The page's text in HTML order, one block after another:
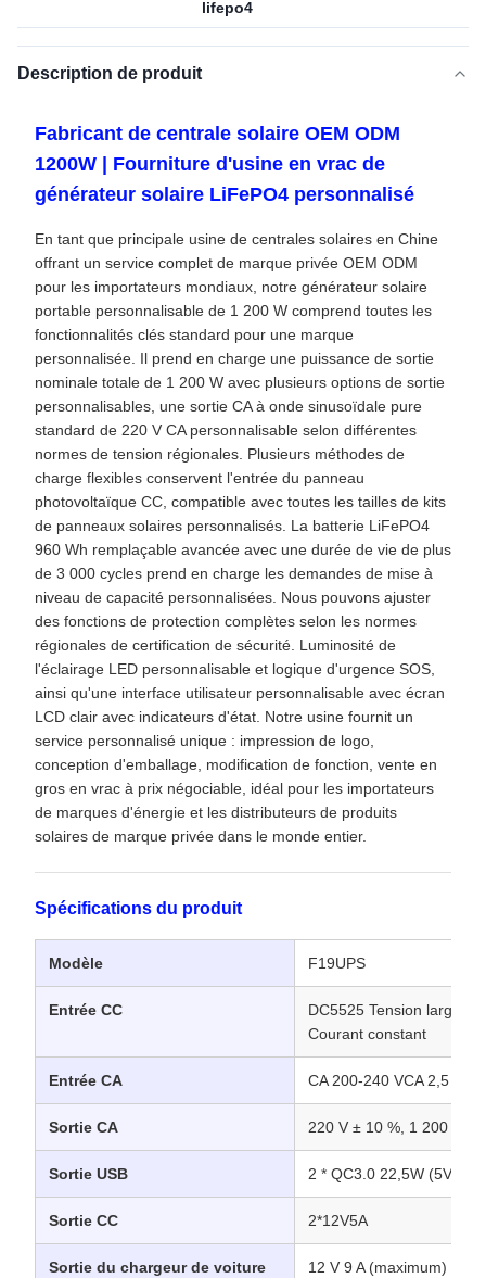
lifepo4
Description de produit
Fabricant de centrale solaire OEM ODM
1200W | Fourniture d'usine en vrac de
générateur solaire LiFePO4 personnalisé
En tant que principale usine de centrales solaires en Chine
offrant un service complet de marque privée OEM ODM
pour les importateurs mondiaux, notre générateur solaire
portable personnalisable de 1 200 W comprend toutes les
fonctionnalités clés standard pour une marque
personnalisée. Il prend en charge une puissance de sortie
nominale totale de 1 200 W avec plusieurs options de sortie
personnalisables, une sortie CA à onde sinusoïdale pure
standard de 220 V CA personnalisable selon différentes
normes de tension régionales. Plusieurs méthodes de
charge flexibles conservent l'entrée du panneau
photovoltaïque CC, compatible avec toutes les tailles de kits
de panneaux solaires personnalisés. La batterie LiFePO4
960 Wh remplaçable avancée avec une durée de vie de plus
de 3 000 cycles prend en charge les demandes de mise à
niveau de capacité personnalisées. Nous pouvons ajuster
des fonctions de protection complètes selon les normes
régionales de certification de sécurité. Luminosité de
l'éclairage LED personnalisable et logique d'urgence SOS,
ainsi qu'une interface utilisateur personnalisable avec écran
LCD clair avec indicateurs d'état. Notre usine fournit un
service personnalisé unique : impression de logo,
conception d'emballage, modification de fonction, vente en
gros en vrac à prix négociable, idéal pour les importateurs
de marques d'énergie et les distributeurs de produits
solaires de marque privée dans le monde entier.
Spécifications du produit
Modèle F19UPS
Entrée CC
DC5525 Tension large
Courant constant
Entrée CA CA 200-240 VCA 2,5 A
Sortie CA 220 V ± 10 %, 1 200 W,
Sortie USB 2 * QC3.0 22,5W (5V3A/
Sortie CC 2*12V5A
Sortie du chargeur de voiture 12 V 9 A (maximum)